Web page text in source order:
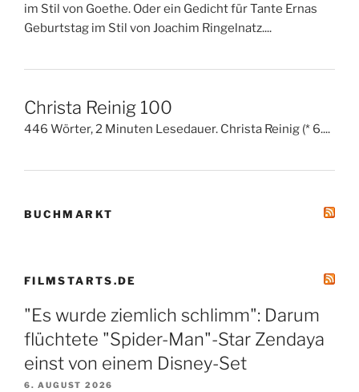
im Stil von Goethe. Oder ein Gedicht für Tante Ernas
Geburtstag im Stil von Joachim Ringelnatz....
Christa Reinig 100
446 Wörter, 2 Minuten Lesedauer. Christa Reinig (* 6....
BUCHMARKT
FILMSTARTS.DE
"Es wurde ziemlich schlimm": Darum
flüchtete "Spider-Man"-Star Zendaya
einst von einem Disney-Set
6. AUGUST 2026